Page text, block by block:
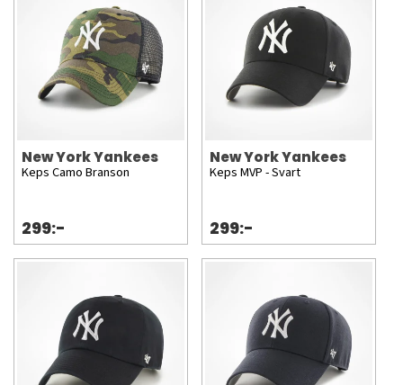
New York Yankees
Keps Camo Branson
299:-
New York Yankees
Keps MVP - Svart
299:-